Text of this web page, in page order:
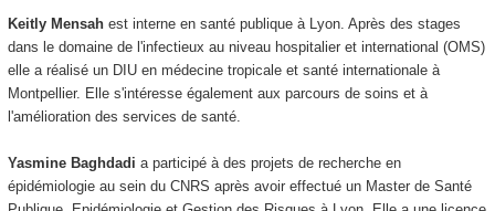
Keitly Mensahest interne en santé publique à Lyon. Après des stages
dans le domaine de l'infectieux au niveau hospitalier et international (OMS)
elle a réalisé un DIU en médecine tropicale et santé internationale à
Montpellier. Elle s'intéresse également aux parcours de soins et à
l'amélioration des services de santé.
Yasmine Baghdadi a participé à des projets de recherche en
épidémiologie au sein du CNRS après avoir effectué un Master de Santé